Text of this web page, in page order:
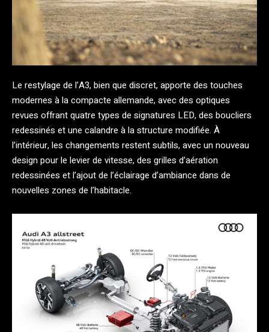
Le restylage de l’A3, bien que discret, apporte des touches
modernes à la compacte allemande, avec des optiques
revues offrant quatre types de signatures LED, des boucliers
redessinés et une calandre à la structure modifiée. À
l’intérieur, les changements restent subtils, avec un nouveau
design pour le levier de vitesse, des grilles d’aération
redessinées et l’ajout de l’éclairage d’ambiance dans de
nouvelles zones de l’habitacle.